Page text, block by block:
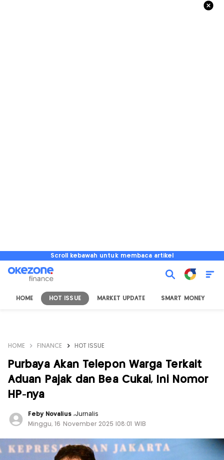
Scroll kebawah untuk membaca artikel
HOME HOT ISSUE MARKET UPDATE SMART MONEY
HOME FINANCE HOT ISSUE
Purbaya Akan Telepon Warga Terkait
Aduan Pajak dan Bea Cukai, Ini Nomor
HP-nya
Feby Novalius ,Jurnalis
Minggu, 16 November 2025 |08:01 WIB